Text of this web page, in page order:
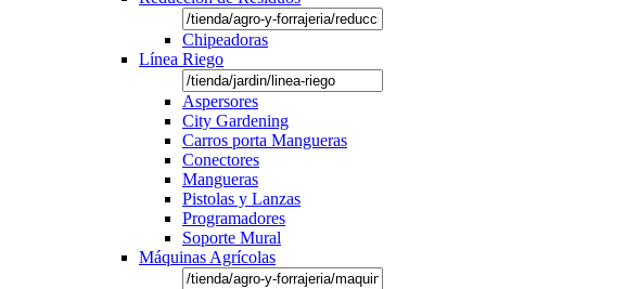
Chipeadoras
Línea Riego
Aspersores
City Gardening
Carros porta Mangueras
Conectores
Mangueras
Pistolas y Lanzas
Programadores
Soporte Mural
Máquinas Agrícolas